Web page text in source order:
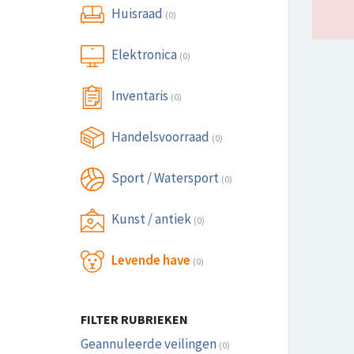
Huisraad (0)
Elektronica (0)
Inventaris (0)
Handelsvoorraad (0)
Sport / Watersport (0)
Kunst / antiek (0)
Levende have (0)
FILTER RUBRIEKEN
Geannuleerde veilingen (0)